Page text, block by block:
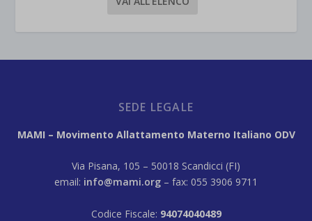
SEDE LEGALE
MAMI – Movimento Allattamento Materno Italiano ODV
Via Pisana, 105 – 50018 Scandicci (FI)
email: info@mami.org – fax: 055 3906 9711
Codice Fiscale: 94074040489